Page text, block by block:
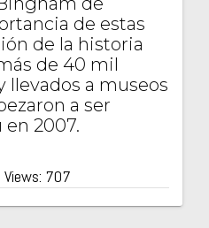
de estas
de la historia
de 40 mil
llevados a museos
a ser
2007.
707